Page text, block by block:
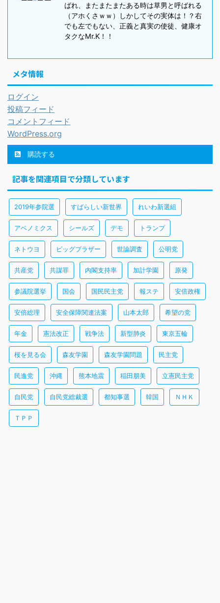
ばれ、またまたまたある時は草男と呼ばれる
（アホくさｗｗ）しかしてその実体は！？右
でも左でもない、正義と真実の使徒、健康オ
タクなMr.K！！
メタ情報
ログイン
投稿フィード
コメントフィード
WordPress.org
購読する
記事を関連項目で分類しています
2019年参院選 すばらしい新世界 れいわ新選組
アベノミクス シールズ デモ トランプ
ネトウヨ ビッグブラザー 世論調査 公明党
共産党 共謀罪 内閣支持率 加計学園 原発
参議院選挙 国会 国民民主党 報ステ 安倍政権
安倍総理 安全保障関連法案 山本太郎 希望の党
年金 憲法改正 戦争法 新型肺炎 東京五輪
桜を見る会 森友学園 森友学園問題 民主党
民進党 沖縄 熊本地震 稲田朋美 立憲民主党
自民党 自民党総裁選 都知事選 韓国 ＮＨＫ
ＴＰＰ